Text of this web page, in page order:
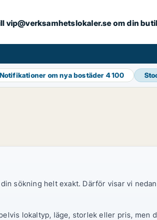
vip@verksamhetslokaler.se om din
Notifikationer om nya bostäder 4 100
sökning helt exakt. Därför visar vi
lokaltyp, läge, storlek eller pris, men